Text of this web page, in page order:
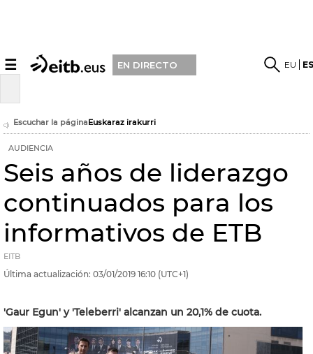
☰ EN DIRECTO EU
Escuchar la páginaEuskaraz irakurri
AUDIENCIA
Seis años de liderazgo
continuados para los
informativos de ETB
EITB
Última actualización: 03/01/2019 16:10 (UTC+1)
'Gaur Egun' y 'Teleberri' alcanzan un 20,1% de cuota.